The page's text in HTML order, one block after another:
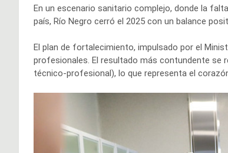
En un escenario sanitario complejo, donde la
país, Río Negro cerró el 2025 con un balance
El plan de fortalecimiento, impulsado por el
profesionales. El resultado más contundente se
técnico-profesional), lo que representa el